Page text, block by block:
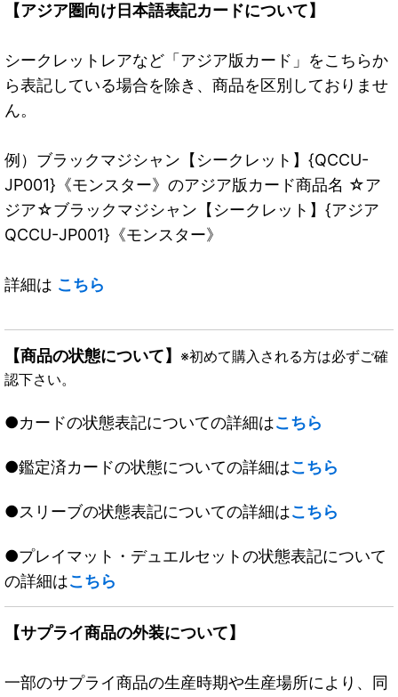
【アジア圏向け日本語表記カードについて】
シークレットレアなど「アジア版カード」をこちらか
ら表記している場合を除き、商品を区別しておりませ
ん。
例）ブラックマジシャン【シークレット】{QCCU-
JP001}《モンスター》のアジア版カード商品名 ☆ア
ジア☆ブラックマジシャン【シークレット】{アジア
QCCU-JP001}《モンスター》
詳細は こちら
【商品の状態について】 ※初めて購入される方は必ずご確
認下さい。
●カードの状態表記についての詳細はこちら
●鑑定済カードの状態についての詳細はこちら
●スリーブの状態表記についての詳細はこちら
●プレイマット・デュエルセットの状態表記について
の詳細はこちら
【サプライ商品の外装について】
一部のサプライ商品の生産時期や生産場所により、同